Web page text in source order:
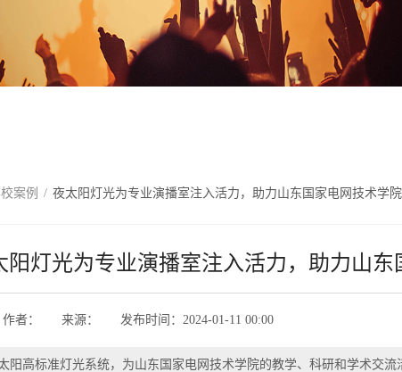
案例 / 夜太阳灯光为专业演播室注入活力，助力山东国家电网技术学
阳灯光为专业演播室注入活力，助力山
作者： 来源： 发布时间： 2024-01-11 00:00
阳高标准灯光系统，为山东国家电网技术学院的教学、科研和学术交